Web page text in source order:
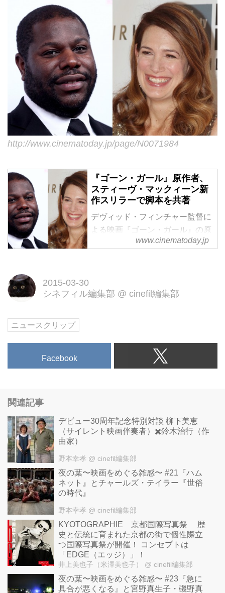
http://www.cinematoday.jp/page/N0071984
『ゴーン・ガール』原作者、
スティーヴ・マックィーン新
作スリラーで脚本を共著
デヴィッド・フィンチャー監督に
よる映画『ゴーン・ガール』の原
作者で脚本も担当したギリアン・
ーン監督と共同で脚本を手掛ける
www.cinematoday.jp
2015-03-30
シネフィル編集部 @ cinefil編集部
ニュースクリップ
Facebook
関連記事
デビュー30周年記念特別対談 柳下美恵
（サイレント映画伴奏者）✖️鈴木治行（作
曲家）
野本幸孝 @ cinefil編集部
夜の葉〜映画をめぐる雑感〜 #21『ハム
ネット』とチャールズ・テイラー『世俗
の時代』
野本幸孝 @ cinefil編集部
KYOTOGRAPHIE 京都国際写真祭 歴
史と伝統に育まれた京都の街で個性際立
つ国際写真祭が開催！ コンセプトは
「EDGE（エッジ）」！
井上美也子（米澤美也子） @ cinefil編集部
夜の葉〜映画をめぐる雑感〜 #23『急に
具合が悪くなる』と宮野真生子・磯野真